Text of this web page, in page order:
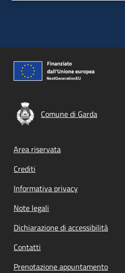
Comune di Garda
Footer menu
Area riservata
Crediti
Informativa privacy
Note legali
Dichiarazione di accessibilità
Contatti
Prenotazione appuntamento